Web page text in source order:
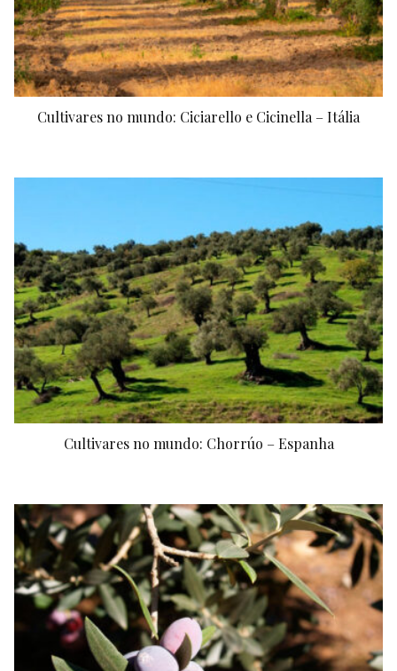
Cultivares no mundo: Ciciarello e Cicinella – Itália
Cultivares no mundo: Chorrúo – Espanha